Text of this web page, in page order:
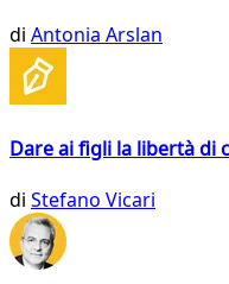
di Antonia Arslan
Dare ai figli la libertà di
di Stefano Vicari